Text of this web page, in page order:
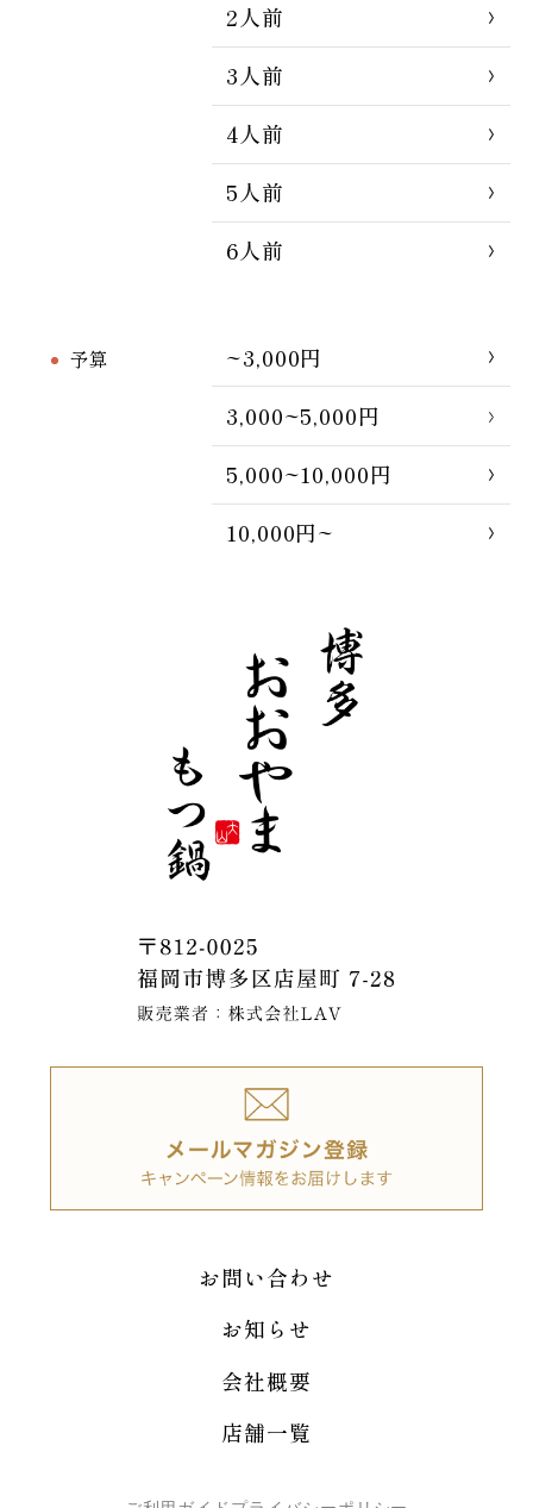
2人前
3人前
4人前
5人前
6人前
予算
~3,000円
3,000~5,000円
5,000~10,000円
10,000円~
お問い合わせ
お知らせ
会社概要
店舗一覧